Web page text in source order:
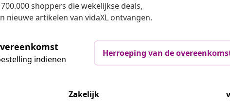
shoppers die wekelijkse deals,
nieuwe artikelen van vidaXL ontvangen.
indienen
Herroeping van de
Zakelijk